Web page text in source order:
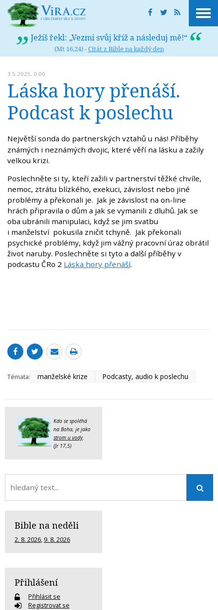
Ježíš řekl: „Vezmi svůj kříž a následuj mě!“
(Mt 16,24) -Citát z Bible na každý den
3.5.2025, 0:00
Láska hory přenáší.
Podcast k poslechu
Největší sonda do partnerských vztahů u nás! Příběhy
známých i neznámých dvojic, které věří na lásku a zažily
velkou krizi.
Poslechněte si ty, kteří zažili v partnerství těžké chvíle,
nemoc, ztrátu blízkého, exekuci, závislost nebo jiné
problémy a překonali je. Jak je závislost na on-line
hrách připravila o dům a jak se vymanili z dluhů. Jak se
oba ubránili manipulaci, když se jim svatbu
i manželství pokusila zničit tchyně. Jak překonali
psychické problémy, když jim vážný pracovní úraz obrátil
život naruby. Poslechněte si tyto a další příběhy v
podcastu ČRo 2 Láska hory přenáší.
Témata: manželské krize Podcasty, audio k poslechu
Kdo se spoléhá
na Boha, je jako
strom u vody.
(Jr 17,5)
Bible na neděli
2. 8. 2026, 9. 8. 2026
Přihlášení
Přihlásit se
Registrovat se